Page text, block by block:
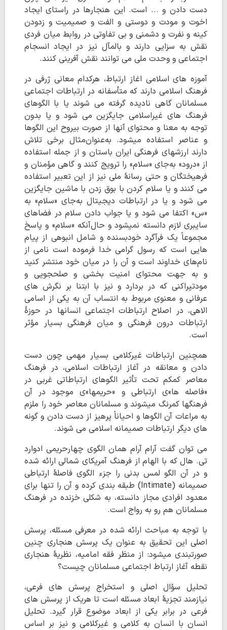
دست دادن و ... است. این هنجارها در راستای ایجاد
اخوت و مودت و دوستی و الفت و صمیمیت و زدودن
کینه و نفرت و دشمنی و بی تفاوتی در روابط میان فردی
نقش به سزایی دارند و بالمآل نیز در ایجاد انسجام
اجتماعی و وحدت ملی می توانند نقش آفرینی کنند.
آموزه های اسلامی اغاز ارتباط، هرکدام معانی ژرفی در
فرهنگ اسلامی دارند که متأسفانه در ارتباطات اجتماعی
مسلمانان گاهی نادیده گرفته می شوند یا با الگوهای
فرهنگ های غیراسلامی جایگزین می شود و یا بدون
توجه به معنا و محتوای آنها از صورت بیروح این الگوها
و عناصر استفاده میشود. به‌عنوان‌مثال برخی تلاش
دارند ارزشهای فرهنگی ایران باستان و از جمله استفاده
از «درود» به‌جای «سلام» را ترویج کنند و گاهی مؤمنان و
فرهیختگان و حتی رسانۀ ملی نیز از این تعبیر استفاده
می کنند و یا سلام کردن با بوق زدن با ماشین جایگزین
می شود و یا در ارتباطات دیجیتال به‌جای «سلام» به
«س» اکتفا می شود و یا جواب دادن سلام در فضاهای
سایبری لازم دانسته نمیشود و حال‌آنکه «سلام» و پاسخ
مجموعاً یک فرآگرد خودبسنده و شامل انبوهی از پیام
هایی است که رسول گرامی خدا فرموده است نامی از
نام‌های خداوند است و آن را در میان خود منتشر کنید
و به جهت محتوای امنیت بخشی و صلحجویی و
مودتپراکنی که در بردارد و نیز با ابتنا بر نگرش های
عرفانی و معنوی مربوط به انتساب آن به یکی از اسامی
الاهی، در اصلاح ارتباطات اجتماعی انسانها در حوزۀ
ارتباطات درون فرهنگی و میان فرهنگی بسیار مؤثر
است.
همچنین ارتباطات غیرکلامی بسیار مهمی چون دست
دادن و معانقه در آغاز ارتباطات اسلامی، در فرهنگ
معاصر کمکم تحت تأثیر الگوهای ارتباطاتی غربی در
«فاصله ها»ی ارتباطی و «حریمها»ی موجود در آن
فرهنگها کمرنگ میشوند و مسلمانان معاصر خود را ملزم
به مراعات آن الگوها و احیاناً پرهیز از دست دادن و گونه
های دیگر ارتباطات صمیمانه اسلامی می شوند.
می توان گفت آرام آرام همان الگوی چهارحریمی ادوارد
تی. هال که با الهام از فرهنگ آمریکای شمالی ارائه شده
و در آن الگو لمس بدنی را جزء الگوی فاصلۀ ارتباطی
صمیمانه (Intimate) طبقه بندی کرده و آن را تنها برای
معدود افرادی مجاز دانسته، به شکلی خزنده در فرهنگ
مسلمانان هم رو به رواج است.
با توجه به مباحث ارائه شده در معرفی مسئله، پرسش
اصلی این تحقیق به عنوان یک پرسش هنجاری چنین
صورتبندی میشود: از منظر فقه امامیه، نظریۀ هنجاری
نقطه آغاز ارتباط اجتماعی مسلمانان چیست؟
تحلیل سؤال اصلی و استخراج پرسش های فرعی،
نیازمند تجزیۀ ابعاد مسئله است تا هریک از پرسش های
فرعی در برابر یکی از ابعاد موضوع قرار گیرد. تحلیل
انسان با انسان به کلامی و غیرکلامی و نیز بر اساس